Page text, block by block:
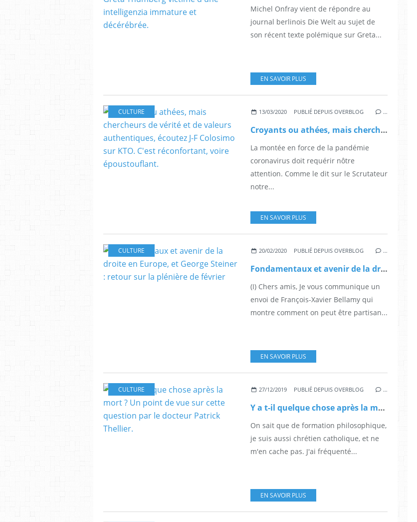
Michel Onfray vient de répondre au
journal berlinois Die Welt au sujet de
son récent texte polémique sur Greta...
EN SAVOIR PLUS
CULTURE 13/03/2020 PUBLIÉ DEPUIS OVERBLOG …
Croyants ou athées, mais chercheurs de vérité et de valeurs authentiques, écoutez J-F Colosimo sur KTO. C'est réconfortant, voire époustouflant.
La montée en force de la pandémie
coronavirus doit requérir nôtre
attention. Comme le dit sur le Scrutateur
notre...
EN SAVOIR PLUS
CULTURE 20/02/2020 PUBLIÉ DEPUIS OVERBLOG …
Fondamentaux et avenir de la droite en Europe, et George Steiner : retour sur la plénière de février
(I) Chers amis, Je vous communique un
envoi de François-Xavier Bellamy qui
montre comment on peut être partisan...
EN SAVOIR PLUS
CULTURE 27/12/2019 PUBLIÉ DEPUIS OVERBLOG …
Y a t-il quelque chose après la mort ? Un point de vue sur cette question par le docteur Patrick Thellier.
On sait que de formation philosophique,
je suis aussi chrétien catholique, et ne
m'en cache pas. J'ai fréquenté...
EN SAVOIR PLUS